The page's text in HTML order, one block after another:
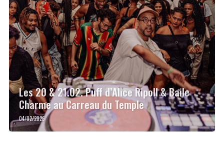
Les 20 & 21.02. Puff d’Alice Ripoll & Baile
Charme au Carreau du Temple
04/02/2026